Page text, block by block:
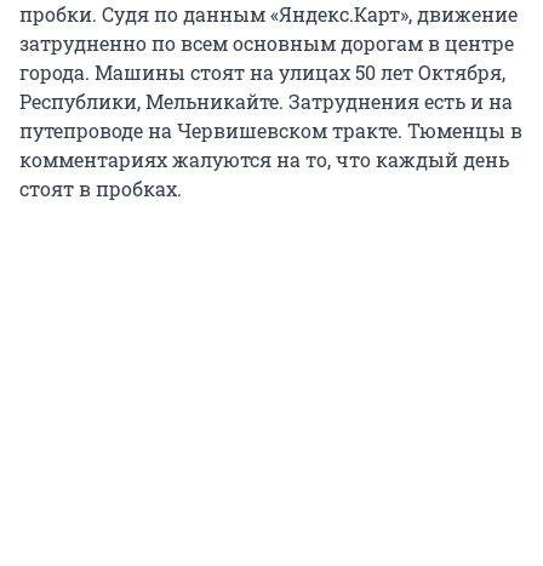
пробки. Судя по данным «Яндекс.Карт», движение
затрудненно по всем основным дорогам в центре
города. Машины стоят на улицах 50 лет Октября,
Республики, Мельникайте. Затруднения есть и на
путепроводе на Червишевском тракте. Тюменцы в
комментариях жалуются на то, что каждый день
стоят в пробках.